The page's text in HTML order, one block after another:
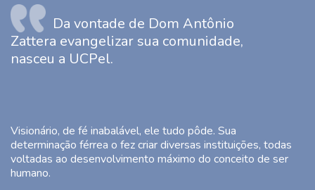
Da vontade de Dom Antônio
Zattera evangelizar sua comunidade,
nasceu a UCPel.
Visionário, de fé inabalável, ele tudo pôde. Sua
determinação férrea o fez criar diversas instituições, todas
voltadas ao desenvolvimento máximo do conceito de ser
humano.